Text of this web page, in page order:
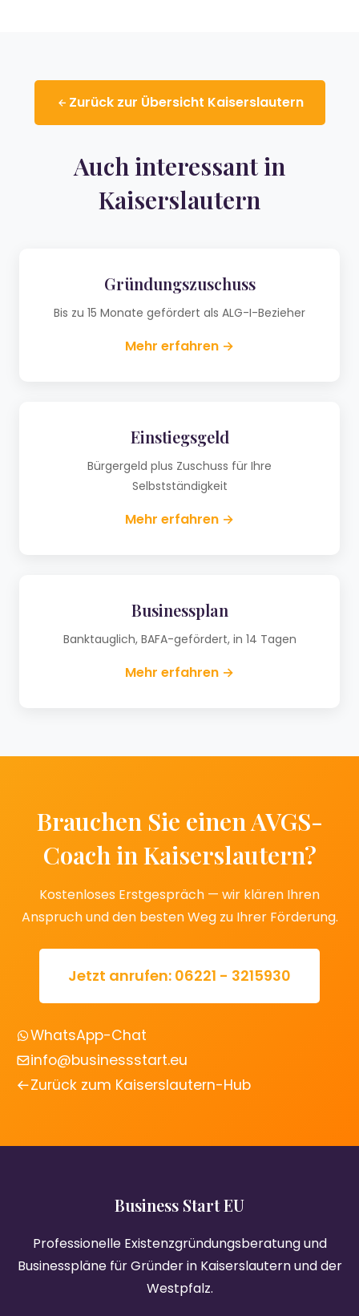
Zurück zur Übersicht Kaiserslautern
Auch interessant in
Kaiserslautern
Gründungszuschuss
Bis zu 15 Monate gefördert als ALG-I-Bezieher
Mehr erfahren →
Einstiegsgeld
Bürgergeld plus Zuschuss für Ihre
Selbstständigkeit
Mehr erfahren →
Businessplan
Banktauglich, BAFA-gefördert, in 14 Tagen
Mehr erfahren →
Brauchen Sie einen AVGS-
Coach in Kaiserslautern?
Kostenloses Erstgespräch — wir klären Ihren
Anspruch und den besten Weg zu Ihrer Förderung.
Jetzt anrufen: 06221 - 3215930
WhatsApp-Chat
info@businessstart.eu
Zurück zum Kaiserslautern-Hub
Business Start EU
Professionelle Existenzgründungsberatung und
Businesspläne für Gründer in Kaiserslautern und der
Westpfalz.